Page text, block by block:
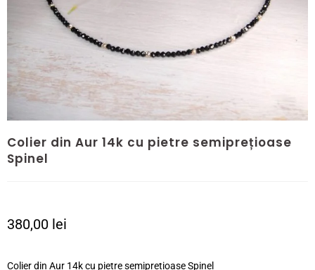
Colier din Aur 14k cu pietre semiprețioase
Spinel
380,00 lei
Colier din Aur 14k cu pietre semiprețioase Spinel